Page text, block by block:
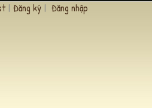
| Đăng ký | Đăng nhập